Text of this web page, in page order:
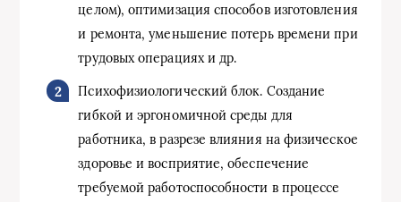
целом), оптимизация способов изготовления
и ремонта, уменьшение потерь времени при
трудовых операциях и др.
Психофизиологический блок. Создание
гибкой и эргономичной среды для
работника, в разрезе влияния на физическое
здоровье и восприятие, обеспечение
требуемой работоспособности в процессе